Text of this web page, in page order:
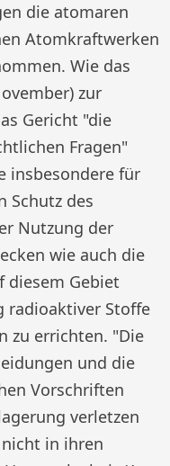
die atomaren
Atomkraftwerken
Wie das
zur
Gericht "die
Fragen"
insbesondere für
Schutz des
Nutzung der
wie auch die
diesem Gebiet
radioaktiver Stoffe
zu errichten. "Die
und die
Vorschriften
verletzen
in ihren